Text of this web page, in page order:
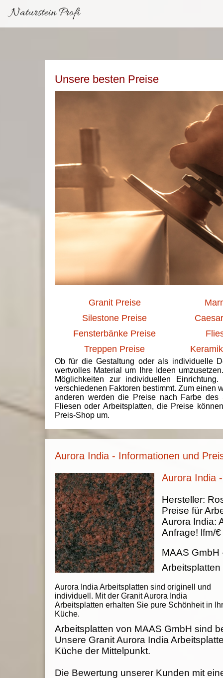
Naturstein Profi
Unsere besten Preise
Granit Preise
Silestone Preise
Fensterbänke Preise
Treppen Preise
Ob für die Gestaltung oder als individuelle
wertvolles Material um Ihre Ideen
Möglichkeiten zur individuellen
verschiedenen Faktoren bestimmt. Zum einen
anderen werden die Preise nach Farbe des
Fliesen oder Arbeitsplatten, die Preise
Preis-Shop um.
Aurora India - Informationen und
Aurora India
Aurora India Arbeitsplatten sind originell und
individuell. Mit der Granit Aurora India
Arbeitsplatten erhalten Sie pure Schönheit in
Küche.
Hersteller:
Preise für
Aurora India:
Anfrage! lfm/€
MAAS GmbH
Arbeitsplatten
Arbeitsplatten von MAAS GmbH sind
Unsere Granit Aurora India
Küche der Mittelpunkt.
Die Bewertung unserer Kunden mit